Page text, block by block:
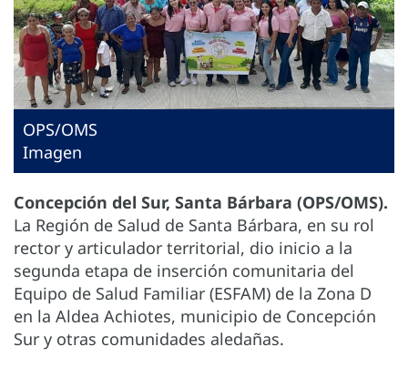
OPS/OMS
Imagen
Concepción del Sur, Santa Bárbara (OPS/OMS).
La Región de Salud de Santa Bárbara, en su rol
rector y articulador territorial, dio inicio a la
segunda etapa de inserción comunitaria del
Equipo de Salud Familiar (ESFAM) de la Zona D
en la Aldea Achiotes, municipio de Concepción
Sur y otras comunidades aledañas.